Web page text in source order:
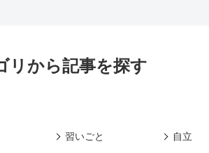
リから記事を探す
習いごと 自立